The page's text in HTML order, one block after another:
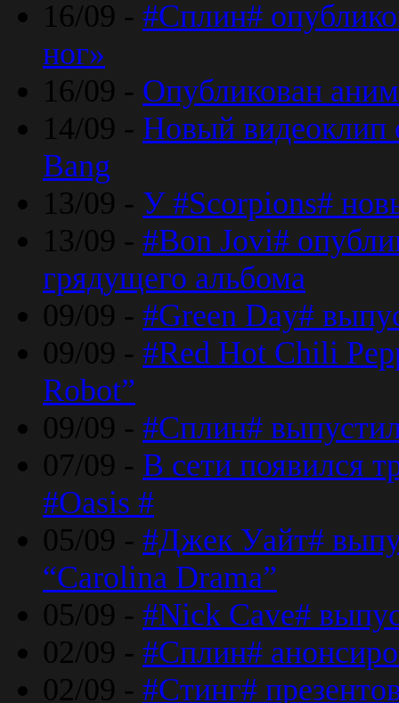
16/09 - #Сплин#
ног»
16/09 - Опубликован
14/09 - Новый видеоклип
Bang
13/09 - У #Scorpions#
13/09 - #Bon Jovi#
грядущего альбома
09/09 - #Green Day#
09/09 - #Red Hot Chili
Robot”
09/09 - #Сплин#
07/09 - В сети появился
#Oasis #
05/09 - #Джек Уайт#
“Carolina Drama”
05/09 - #Nick Cave#
02/09 - #Сплин#
02/09 - #Стинг#